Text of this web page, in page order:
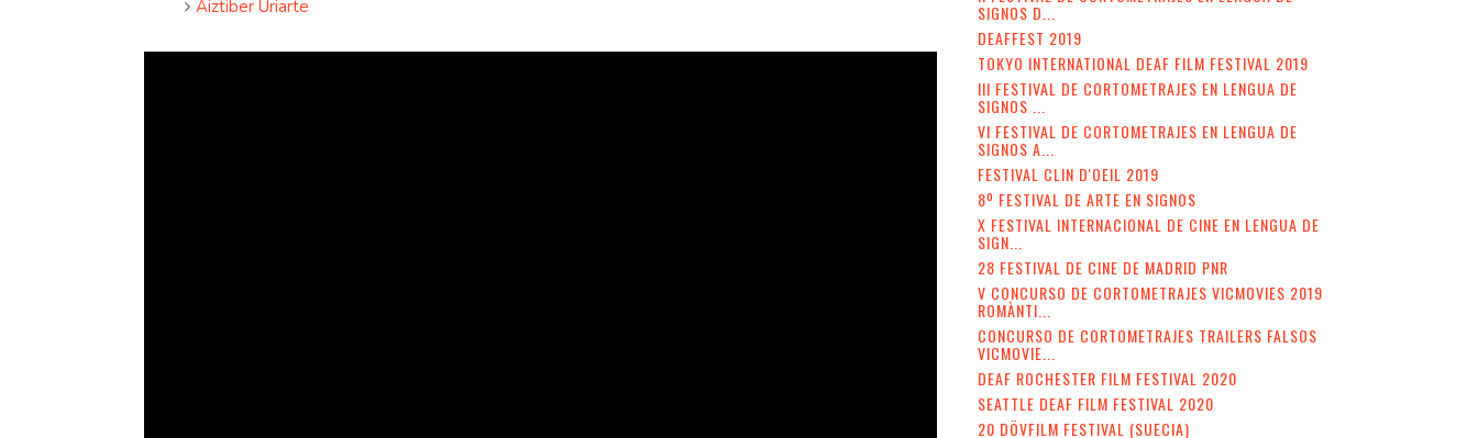
Aiztiber Uriarte
SIGNOS D...
DEAFFEST 2019
TOKYO INTERNATIONAL DEAF FILM FESTIVAL 2019
III FESTIVAL DE CORTOMETRAJES EN LENGUA DE
SIGNOS ...
VI FESTIVAL DE CORTOMETRAJES EN LENGUA DE
SIGNOS A...
FESTIVAL CLIN D'OEIL 2019
8º FESTIVAL DE ARTE EN SIGNOS
X FESTIVAL INTERNACIONAL DE CINE EN LENGUA DE
SIGN...
28 FESTIVAL DE CINE DE MADRID PNR
V CONCURSO DE CORTOMETRAJES VICMOVIES 2019
ROMÀNTI...
CONCURSO DE CORTOMETRAJES TRAILERS FALSOS
VICMOVIE...
DEAF ROCHESTER FILM FESTIVAL 2020
SEATTLE DEAF FILM FESTIVAL 2020
20 DÖVFILM FESTIVAL (SUECIA)